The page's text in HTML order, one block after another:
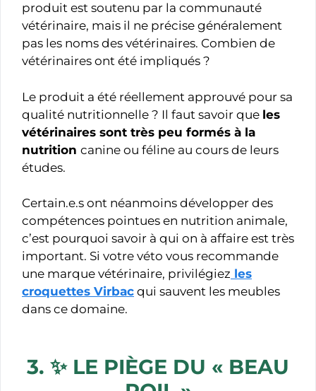
produit est soutenu par la communauté
vétérinaire, mais il ne précise généralement
pas les noms des vétérinaires. Combien de
vétérinaires ont été impliqués ?
Le produit a été réellement approuvé pour sa
qualité nutritionnelle ? Il faut savoir que les
vétérinaires sont très peu formés à la
nutrition canine ou féline au cours de leurs
études.
Certain.e.s ont néanmoins développer des
compétences pointues en nutrition animale,
c’est pourquoi savoir à qui on à affaire est très
important. Si votre véto vous recommande
une marque vétérinaire, privilégiez les
croquettes Virbac qui sauvent les meubles
dans ce domaine.
3. ✨ LE PIÈGE DU « BEAU